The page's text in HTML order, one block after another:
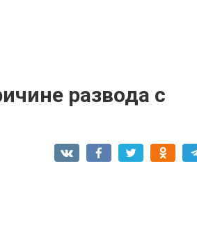
развода с